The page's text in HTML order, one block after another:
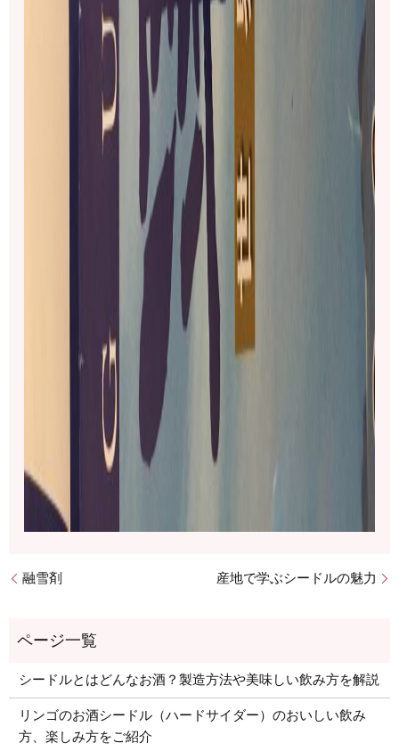
融雪剤 産地で学ぶシードルの魅力
シードルとはどんなお酒？製造方法や美味しい飲み方を解説
リンゴのお酒シードル（ハードサイダー）のおいしい飲み
方、楽しみ方をご紹介